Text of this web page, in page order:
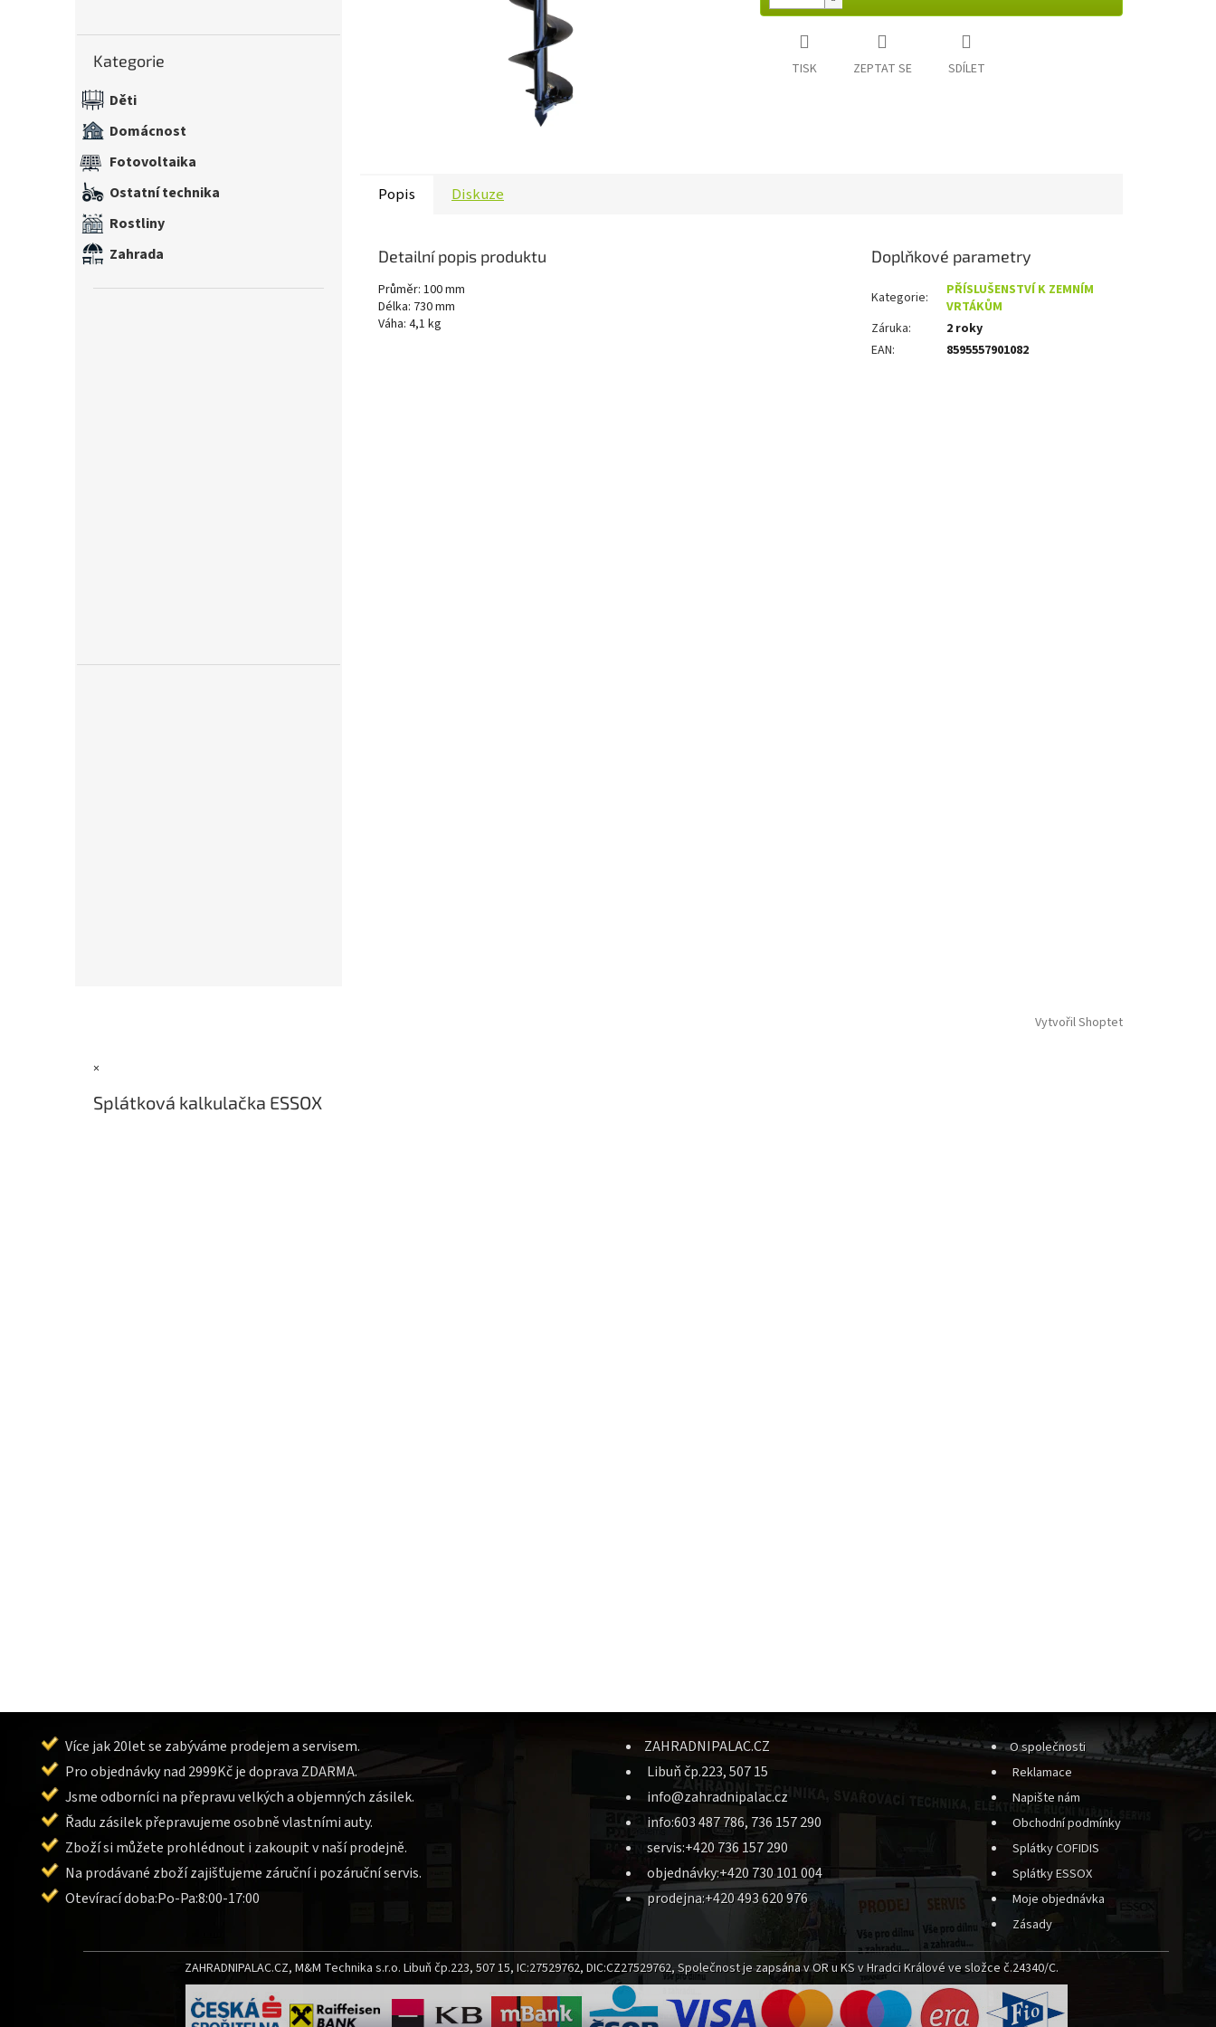
e
kategorie
Kategorie
Děti
Domácnost
Fotovoltaika
Ostatní technika
Rostliny
Zahrada
TISK ZEPTAT SE SDÍLET
Popis Diskuze
Detailní popis produktu
Průměr: 100 mm
Délka: 730 mm
Váha: 4,1 kg
Doplňkové parametry
Kategorie:
PŘÍSLUŠENSTVÍ K ZEMNÍM
VRTÁKŮM
Záruka:
2 roky
EAN: 8595557901082
Vytvořil Shoptet
×
Splátková kalkulačka ESSOX
Více jak 20let se zabýváme prodejem a servisem.
Pro objednávky nad 2999Kč je doprava ZDARMA.
Jsme odborníci na přepravu velkých a objemných zásilek.
Řadu zásilek přepravujeme osobně vlastními auty.
Zboží si můžete prohlédnout i zakoupit v naší prodejně.
Na prodávané zboží zajišťujeme záruční i pozáruční servis.
Otevírací doba:Po-Pa:8:00-17:00
ZAHRADNIPALAC.CZ
Libuň čp.223, 507 15
info@zahradnipalac.cz
info:603 487 786, 736 157 290
servis:+420 736 157 290
objednávky:+420 730 101 004
prodejna:+420 493 620 976
O společnosti
Reklamace
Napište nám
Obchodní podmínky
Splátky COFIDIS
Splátky ESSOX
Moje objednávka
Zásady
ZAHRADNIPALAC.CZ, M&M Technika s.r.o. Libuň čp.223, 507 15, IC:27529762, DIC:CZ27529762, Společnost je zapsána v OR u KS v Hradci Králové ve složce č.24340/C.